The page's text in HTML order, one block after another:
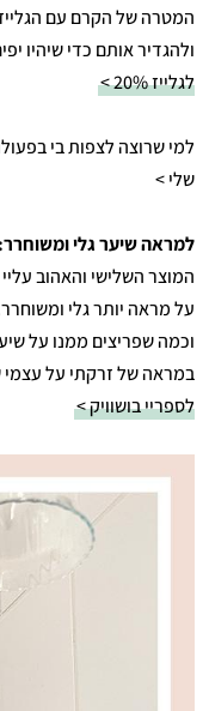
המטרה של הקרם עם
ולהגדיר אותם כדי שיהיו
לגלייז 20% >
למי שרוצה לצפות בי
שלי >
למראה שיער גלי
המוצר השלישי והאהוב
על מראה יותר גלי
וכמה שפריצים ממנו על
במראה של זרקתי על עצמי
לספריי בושוויק >